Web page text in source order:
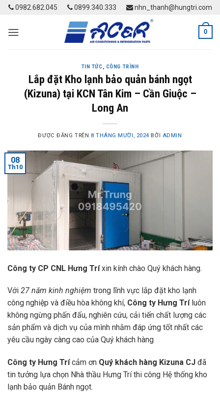
Skip
content
0982.682.045 0899.340.333 nhn_thanh@hungtri.com
0
TIN TỨC, CÔNG TRÌNH
Lắp đặt Kho lạnh bảo quản bánh ngọt
(Kizuna) tại KCN Tân Kim – Cần Giuộc –
Long An
ĐƯỢC ĐĂNG TRÊN 8 THÁNG MƯỜI, 2024 BỞI ADMIN
08
Th10
Công ty CP CNL Hưng Tríxin kính chào Quý khách hàng.
Với 27 năm kinh nghiệm trong lĩnh vực lắp đặt kho lạnh
công nghiệp và điều hòa không khí, Công ty Hưng Tríluôn
không ngừng phấn đấu, nghiên cứu, cải tiến chất lượng các
sản phẩm và dịch vụ của mình nhằm đáp ứng tốt nhất các
yêu cầu ngày càng cao của Quý khách hàng
Công ty Hưng Trícảm ơn Quý khách hàng Kizuna CJ đã
tin tưởng lựa chọn Nhà thầu Hưng Trí thi công Hệ thống kho
lạnh bảo quản Bánh ngọt.